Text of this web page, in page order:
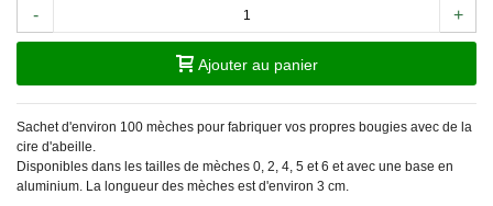
- +
Ajouter au panier
Sachet d'environ 100 mèches pour fabriquer vos propres bougies avec de la
cire d'abeille.
Disponibles dans les tailles de mèches 0, 2, 4, 5 et 6 et avec une base en
aluminium. La longueur des mèches est d'environ 3 cm.